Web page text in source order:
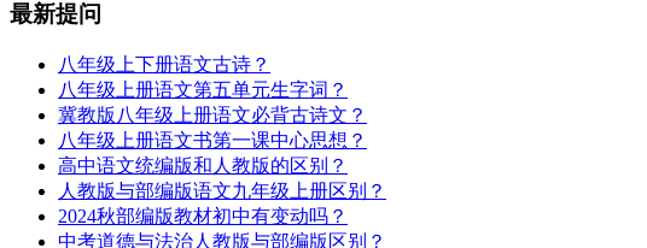
最新提问
八年级上下册语文古诗？
八年级上册语文第五单元生字词？
冀教版八年级上册语文必背古诗文？
八年级上册语文书第一课中心思想？
高中语文统编版和人教版的区别？
人教版与部编版语文九年级上册区别？
2024秋部编版教材初中有变动吗？
中考道德与法治人教版与部编版区别？